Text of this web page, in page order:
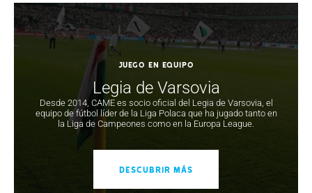
JUEGO EN EQUIPO
Legia de Varsovia
Desde 2014, CAME es socio oficial del Legia de Varsovia, el
equipo de fútbol líder de la Liga Polaca que ha jugado tanto en
la Liga de Campeones como en la Europa League.
DESCUBRIR MÁS